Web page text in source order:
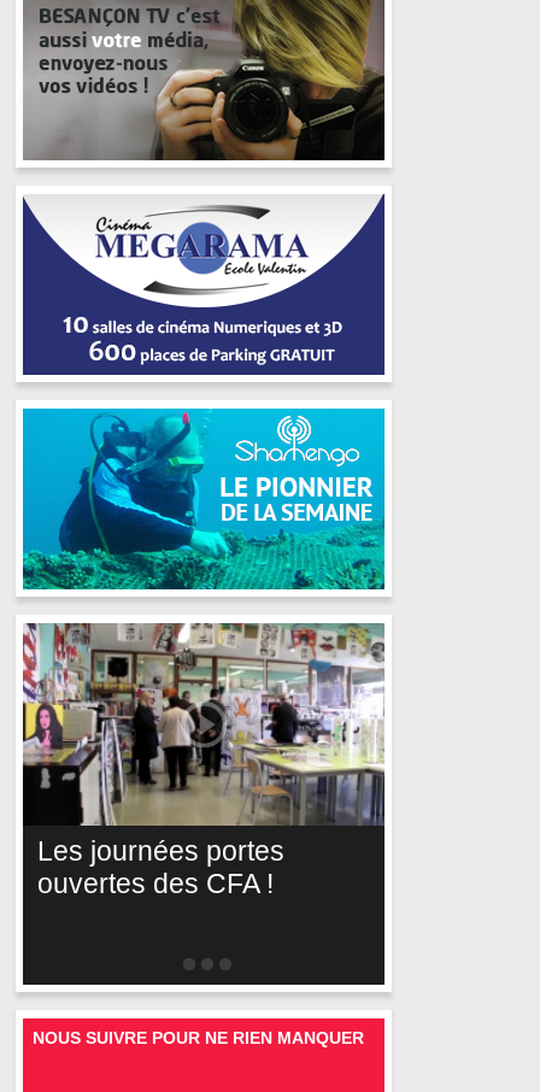
Les journées portes
ouvertes des CFA !
NOUS SUIVRE POUR NE RIEN MANQUER